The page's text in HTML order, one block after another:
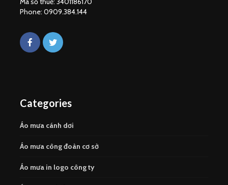
Phone: 0909.384.144
Categories
Áo mưa cánh dơi
Áo mưa công đoàn cơ sở
Áo mưa in logo công ty